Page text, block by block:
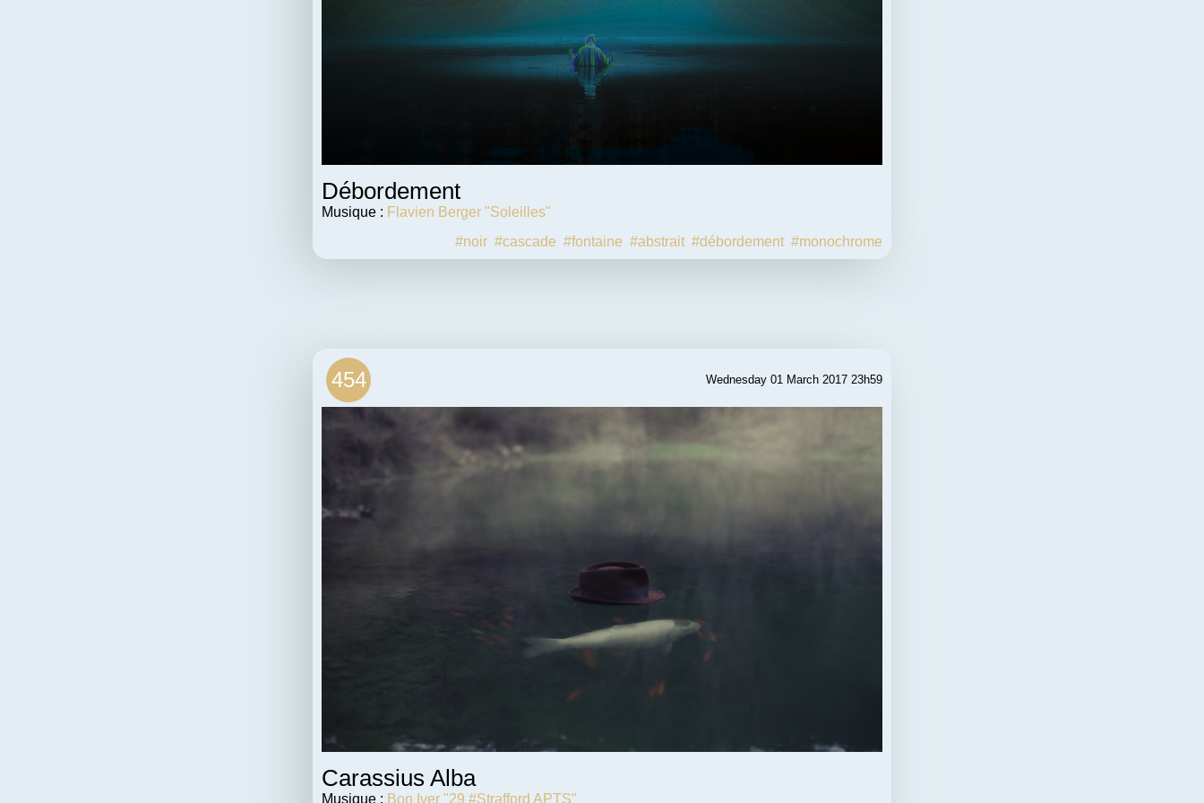
Débordement
Musique : Flavien Berger "Soleilles"
#noir #cascade #fontaine #abstrait #débordement #monochrome
454 Wednesday 01 March 2017 23h59
Carassius Alba
Musique : Bon Iver "29 #Strafford APTS"